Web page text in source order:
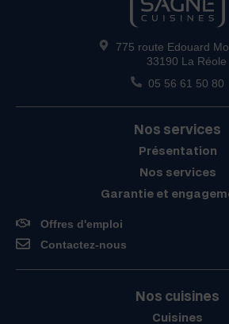
775 route Edouard
33190 La Réole
05 56 61 50 80
Nos services
Présentation
Nos services
Garantie et
Offres d'emploi
Contactez-nous
Nos cuisines
Cuisines